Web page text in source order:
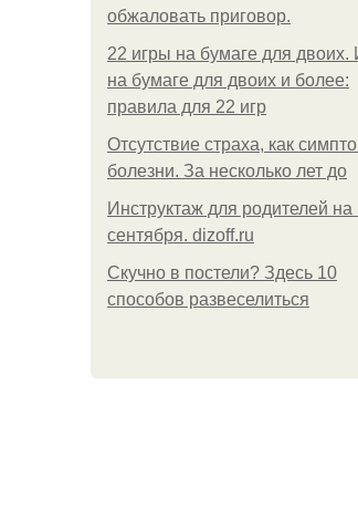
обжаловать приговор.
22 игры на бумаге для двоих.
на бумаге для двоих и более:
правила для 22 игр
Отсутствие страха, как
болезни. За несколько лет до
Инструктаж для родителей на
сентября. dizoff.ru
Скучно в постели? Здесь 10
способов развеселиться